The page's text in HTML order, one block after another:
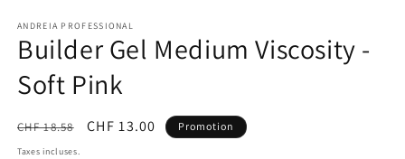
média
1
dans
fenêtre
modale
ANDREIA PROFESSIONAL
Builder Gel Medium Viscosity -
Soft Pink
Prix
habituel
CHF 18.58
Prix
CHF 13.00 Promotion
Taxes incluses.